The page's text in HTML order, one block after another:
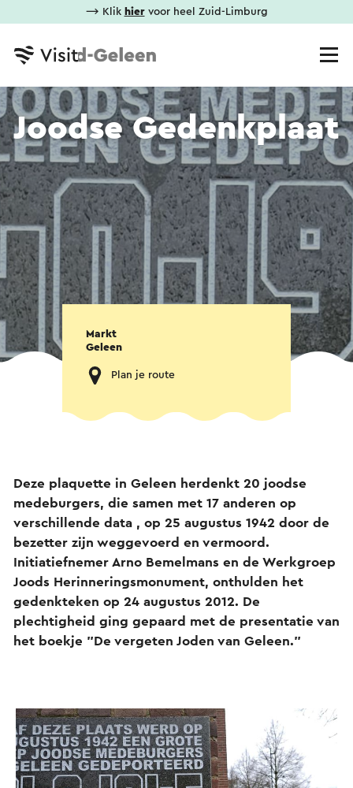
⟶ Klik hiervoor heel Zuid-Limburg
Joodse Gedenkplaat
Markt
Geleen
Plan je route
Deze plaquette in Geleen herdenkt 20 joodse
medeburgers, die samen met 17 anderen op
verschillende data , op 25 augustus 1942 door de
bezetter zijn weggevoerd en vermoord.
Initiatiefnemer Arno Bemelmans en de Werkgroep
Joods Herinneringsmonument, onthulden het
gedenkteken op 24 augustus 2012. De
plechtigheid ging gepaard met de presentatie van
het boekje "De vergeten Joden van Geleen.”